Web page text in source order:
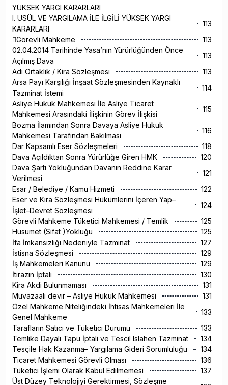
YÜKSEK YARGI KARARLARI
I. USÜL VE YARGILAMA İLE İLGİLİ YÜKSEK YARGI
KARARLARI
113
Görevli Mahkeme
113
02.04.2014 Tarihinde Yasa’nın Yürürlüğünden Önce
Açılmış Dava
113
Adi Ortaklık / Kira Sözleşmesi
113
Arsa Payı Karşılığı İnşaat Sözleşmesinden Kaynaklı
Tazminat İstemi
114
Asliye Hukuk Mahkemesi İle Asliye Ticaret
Mahkemesi Arasındaki İlişkinin Görev İlişkisi
115
Bozma İlamından Sonra Davaya Asliye Hukuk
Mahkemesi Tarafından Bakılması
116
Dar Kapsamlı Eser Sözleşmeleri
118
Dava Açıldıktan Sonra Yürürlüğe Giren HMK
120
Dava Şartı Yokluğundan Davanın Reddine Karar
Verilmesi
121
Esar / Belediye / Kamu Hizmeti
122
Eser ve Kira Sözleşmesi Hükümlerini İçeren Yap–
İşlet–Devret Sözleşmesi
124
Görevli Mahkeme Tüketici Mahkemesi / Temlik
125
Husumet (Sıfat )Yokluğu
125
İfa İmkansızlığı Nedeniyle Tazminat
127
İstisna Sözleşmesi
129
İş Mahkemeleri Kanunu
129
İtirazın İptali
130
Kira Akdi Bulunmaması
131
Muvazaalı devir – Asliye Hukuk Mahkemesi
131
Özel Mahkeme Niteliğindeki İhtisas Mahkemeleri İle
Genel Mahkeme
133
Tarafların Satıcı ve Tüketici Durumu
133
Temlike Dayalı Tapu İptali ve Tescil Islahen Tazminat
134
Tesçile Hak Kazanma– Yargılama Gideri Sorumluluğu
134
Ticaret Mahkemesi Görevli Olması
136
Tüketici İşlemi Olarak Kabul Edilmemesi
137
Üst Düzey Teknolojiyi Gerektirmesi, Sözleşme